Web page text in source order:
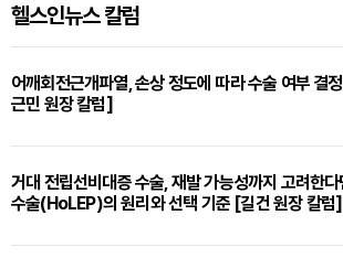
헬스인뉴스 칼럼
어깨회전근개파열, 손상 정도에 따라 수술 여부 결
근민 원장 칼럼]
거대 전립선비대증 수술, 재발 가능성까지 고려한
수술(HoLEP)의 원리와 선택 기준 [길건 원장 칼럼]